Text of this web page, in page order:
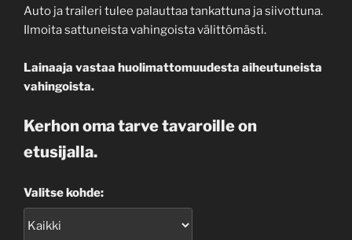
Auto ja traileri tulee palauttaa tankattuna ja siivottuna.
Ilmoita sattuneista vahingoista välittömästi.
Lainaaja vastaa huolimattomuudesta aiheutuneista
vahingoista.
Kerhon oma tarve tavaroille on
etusijalla.
Valitse kohde: